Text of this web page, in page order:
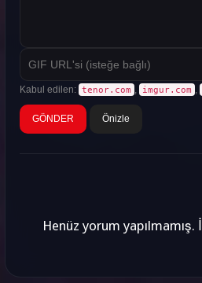
Kabul edilen: tenor.com imgur.com
Önizle
Henüz yorum